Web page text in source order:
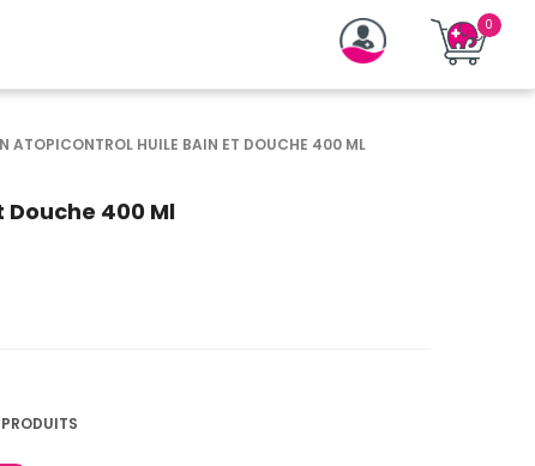
ATOPICONTROL HUILE BAIN ET DOUCHE 400 ML
Douche 400 Ml